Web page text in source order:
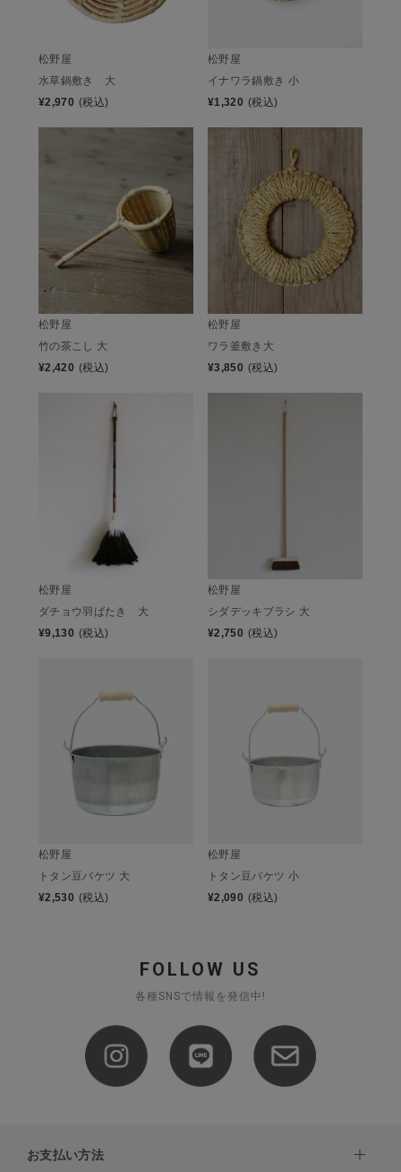
松野屋
水草鍋敷き 大
¥2,970 (税込)
松野屋
イナワラ鍋敷き 小
¥1,320 (税込)
松野屋
竹の茶こし 大
¥2,420 (税込)
松野屋
ワラ釜敷き大
¥3,850 (税込)
松野屋
ダチョウ羽ばたき 大
¥9,130 (税込)
松野屋
シダデッキブラシ 大
¥2,750 (税込)
松野屋
トタン豆バケツ 大
¥2,530 (税込)
松野屋
トタン豆バケツ 小
¥2,090 (税込)
FOLLOW US
各種SNSで情報を発信中!
お支払い方法